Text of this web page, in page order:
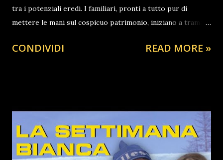
tra i potenziali eredi. I familiari, pronti a tutto pur di
mettere le mani sul cospicuo patrimonio, iniziano a tramare
vizi nascosti dietro la facciata del perbenismo locale.
BISIO CLICCA QUI SECONDO CANALE YOUTUBE
Arrestato lo stupratore africano di bambini che Giorgia
Meloni ha mandato a casa in libertà FOLLOW ME
CONDIVIDI READ MORE »